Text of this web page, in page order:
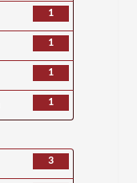
1
1
1
1
3